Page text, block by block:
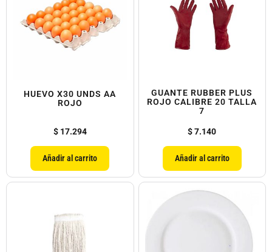
HUEVO X30 UNDS AA
ROJO
$17.294
Añadir al carrito
GUANTE RUBBER PLUS
ROJO CALIBRE 20 TALLA
7
$7.140
Añadir al carrito